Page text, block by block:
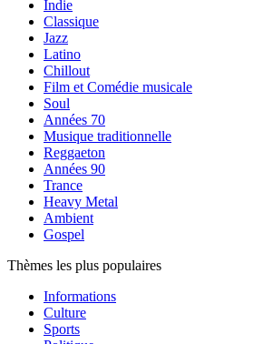
Indie
Classique
Jazz
Latino
Chillout
Film et Comédie musicale
Soul
Années 70
Musique traditionnelle
Reggaeton
Années 90
Trance
Heavy Metal
Ambient
Gospel
Thèmes les plus populaires
Informations
Culture
Sports